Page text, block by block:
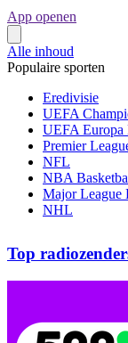
App openen
Alle inhoud
Populaire sporten
Eredivisie
UEFA
UEFA Europa
Premier
NFL
NBA
Major League
NHL
Top